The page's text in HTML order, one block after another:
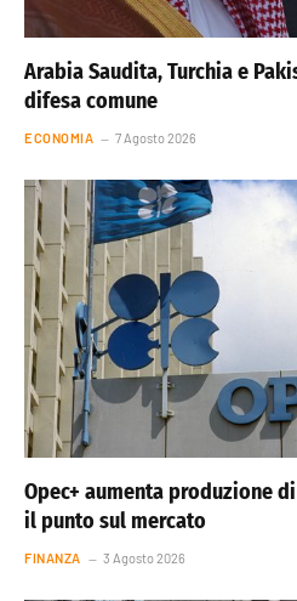
Arabia Saudita, Turchia e
difesa comune
ECONOMIA 7 Agosto 2026
Opec+ aumenta produzione
il punto sul mercato
FINANZA 3 Agosto 2026